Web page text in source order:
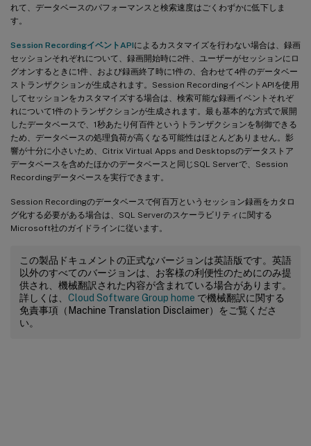
れて、データベースのパフォーマンスと検索速度はごくわずかに低下しま
す。
Session RecordingイベントAPIによるカスタマイズを行わない場合は、録画
セッションそれぞれについて、録画開始時に2件、ユーザーがセッションにロ
グオンするときに1件、および録画終了時に1件の、合わせて4件のデータベー
ストランザクションが生成されます。Session RecordingイベントAPIを使用
してセッションをカスタマイズする場合は、検索可能な録画イベントそれぞ
れについて1件のトランザクションが生成されます。最も基本的な方式で展開
したデータベースで、1秒あたり何百件というトランザクションを制御できる
ため、データベースの処理負荷が高くなる可能性はほとんどありません。影
響が十分に小さいため、Citrix Virtual Apps and Desktopsのデータストア
データベースを含めたほかのデータベースと同じSQL Serverで、Session
Recordingデータベースを実行できます。
Session Recordingのデータベースで何百万というセッション録画をカタロ
グ化する必要がある場合は、SQL Serverのスケーラビリティに関する
Microsoft社のガイドラインに従います。
この製品ドキュメントの正式なバージョンは英語版です。英語
以外のすべてのバージョンは、お客様の利便性のためにのみ提
供され、機械翻訳された内容が含まれている場合があります。
詳しくは、 Cloud Software Group home で機械翻訳に関する
免責事項（Machine Translation Disclaimer）をご覧くださ
い。